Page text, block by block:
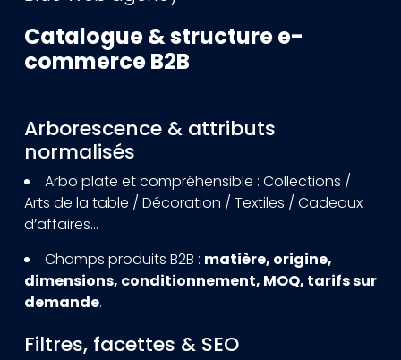
Catalogue & structure e-
commerce B2B
Arborescence & attributs
normalisés
Arbo plate et compréhensible : Collections /
Arts de la table / Décoration / Textiles / Cadeaux
d’affaires…
Champs produits B2B : matière, origine,
dimensions, conditionnement, MOQ, tarifs sur
demande.
Filtres, facettes & SEO